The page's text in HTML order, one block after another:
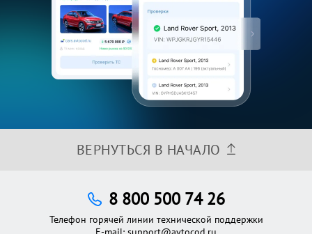
ВЕРНУТЬСЯ В НАЧАЛО
8 800 500 74 26
Телефон горячей линии технической поддержки